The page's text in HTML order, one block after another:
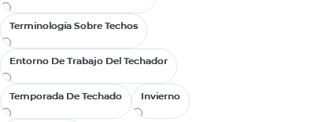
Terminología Sobre Techos
Terminología Sobre Techos
Entorno De Trabajo Del Techador
Entorno De Trabajo Del Techador
Temporada De Techado
Temporada De Techado Invierno
Invierno